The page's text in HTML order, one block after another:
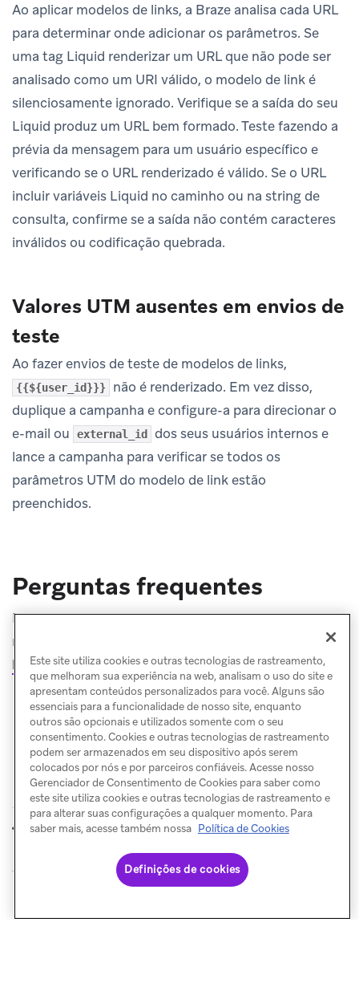
Ao aplicar modelos de links, a Braze analisa cada URL
para determinar onde adicionar os parâmetros. Se
uma tag Liquid renderizar um URL que não pode ser
analisado como um URI válido, o modelo de link é
silenciosamente ignorado. Verifique se a saída do seu
Liquid produz um URL bem formado. Teste fazendo a
prévia da mensagem para um usuário específico e
verificando se o URL renderizado é válido. Se o URL
incluir variáveis Liquid no caminho ou na string de
consulta, confirme se a saída não contém caracteres
inválidos ou codificação quebrada.
Valores UTM ausentes em envios de
teste
Ao fazer envios de teste de modelos de links,
{{${user_id}}}
não é renderizado. Em vez disso,
duplique a campanha e configure-a para direcionar o
e-mail ou
external_id
dos seus usuários internos e
lance a campanha para verificar se todos os
parâmetros UTM do modelo de link estão
preenchidos.
Perguntas frequentes
Para respostas às perguntas frequentes sobre
modelos de links, confira nossa página de
Perguntas frequentes sobre modelos.
ANTERIORAlias de link PRÓXIMO
© Braze. All Rights Reserved Privacy Policy
Este site utiliza cookies e outras tecnologias de rastreamento,
que melhoram sua experiência na web, analisam o uso do site e
apresentam conteúdos personalizados para você. Alguns são
essenciais para a funcionalidade de nosso site, enquanto
outros são opcionais e utilizados somente com o seu
consentimento. Cookies e outras tecnologias de rastreamento
podem ser armazenados em seu dispositivo após serem
colocados por nós e por parceiros confiáveis. Acesse nosso
Gerenciador de Consentimento de Cookies para saber como
este site utiliza cookies e outras tecnologias de rastreamento e
para alterar suas configurações a qualquer momento. Para
saber mais, acesse também nossa Política de Cookies
Definições de cookies